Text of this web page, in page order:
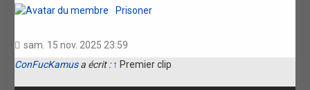
Prisoner
sam. 15 nov. 2025 23:59
ConFucKamusa écrit : ↑ Premier clip